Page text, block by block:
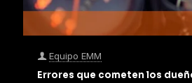
Equipo EMM
Errores que cometen los